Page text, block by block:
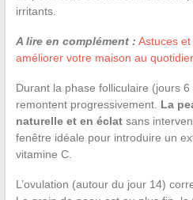
irritants.
A lire en complément : Astuces
améliorer votre maison au
Durant la phase folliculaire (jours
remontent progressivement. La
naturelle et en éclatsans
fenêtre idéale pour introduire un
vitamine C.
L’ovulation (autour du jour 14)